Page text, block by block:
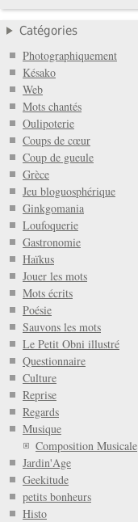
Catégories
Photographiquement
Késako
Web
Mots chantés
Oulipoterie
Coups de cœur
Coup de gueule
Grèce
Jeu bloguosphérique
Ginkgomania
Loufoquerie
Gastronomie
Haïkus
Jouer les mots
Mots écrits
Poésie
Sauvons les mots
Le Petit Obni illustré
Questionnaire
Culture
Reprise
Regards
Musique
Composition Musicale
Jardin'Age
Geekitude
petits bonheurs
Histo